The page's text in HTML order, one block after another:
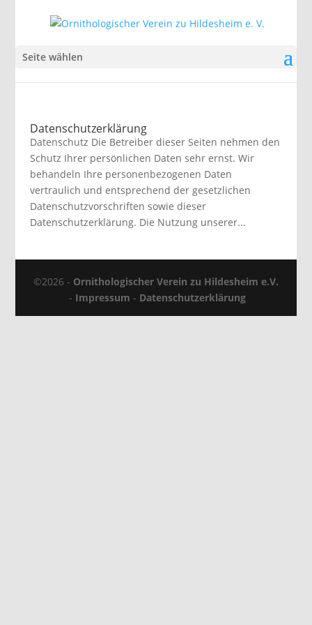
Seite wählen
Datenschutzerklärung
Datenschutz Die Betreiber dieser Seiten nehmen den
Schutz Ihrer persönlichen Daten sehr ernst. Wir
behandeln Ihre personenbezogenen Daten
vertraulich und entsprechend der gesetzlichen
Datenschutzvorschriften sowie dieser
Datenschutzerklärung. Die Nutzung unserer...
©2026 - Ornithologischer Verein zu Hildesheim e.V.
- Impressum - Datenschutzerklärung